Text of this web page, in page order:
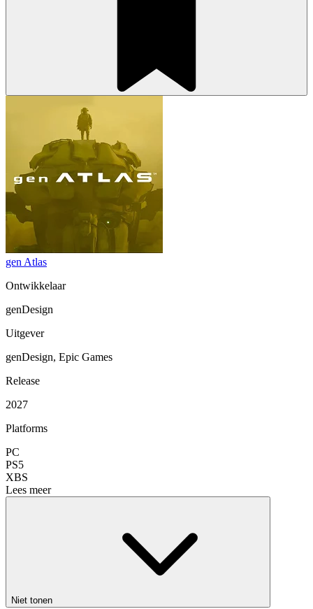
gen Atlas
Ontwikkelaar
genDesign
Uitgever
genDesign, Epic Games
Release
2027
Platforms
PC
PS5
XBS
Lees meer
Niet tonen